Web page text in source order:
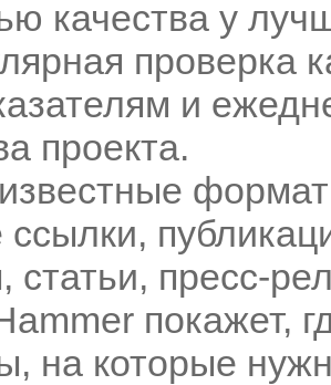
качества у
проверка
и
проекта.
ссылки,
статьи, пресс-
покажет,
на которые